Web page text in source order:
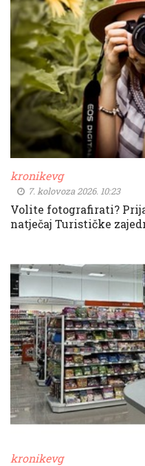
kronikevg
7. kolovoza 2026. 10:23
Volite fotografirati?
natječaj Turističke
kronikevg